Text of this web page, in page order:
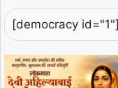
[democracy id="1"]